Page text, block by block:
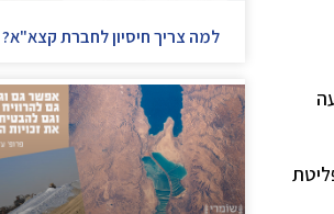
למה צריך חיסיון לחברת קצא"א?